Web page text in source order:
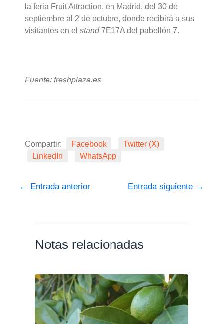
la feria Fruit Attraction, en Madrid, del 30 de
septiembre al 2 de octubre, donde recibirá a sus
visitantes en elstand7E17A del pabellón 7.
Fuente: freshplaza.es
Compartir: Facebook
Twitter (X)
LinkedIn
WhatsApp
← Entrada anterior Entrada siguiente →
Notas relacionadas